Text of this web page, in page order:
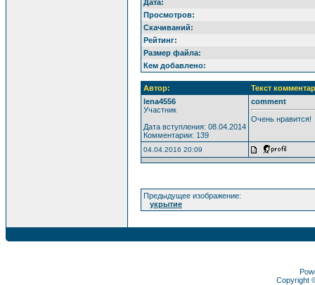
Дата:
Просмотров:
Скачиваний:
Рейтинг:
Размер файла:
Кем добавлено:
Автор:
Текст
lena4556
Участник
Дата вступления: 08.04.2014
Комментарии: 139
comment
Очень нравится!
04.04.2016 20:09
Предыдущее изображение:
укрытие
Copyright